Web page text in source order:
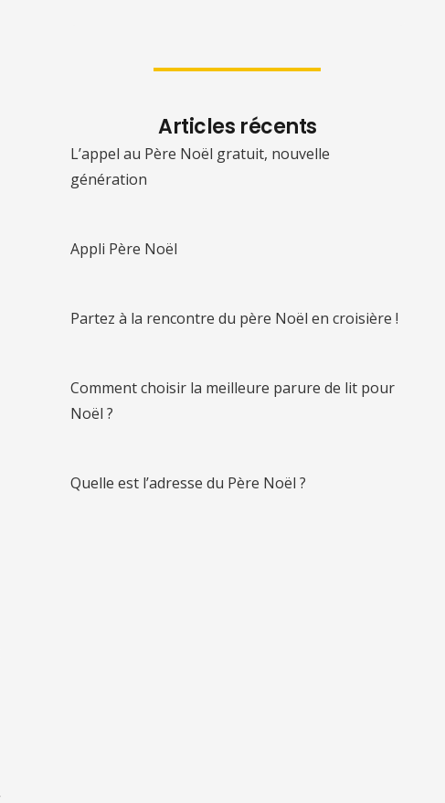
Articles récents
L’appel au Père Noël gratuit, nouvelle
génération
Appli Père Noël
Partez à la rencontre du père Noël en croisière !
Comment choisir la meilleure parure de lit pour
Noël ?
Quelle est l’adresse du Père Noël ?